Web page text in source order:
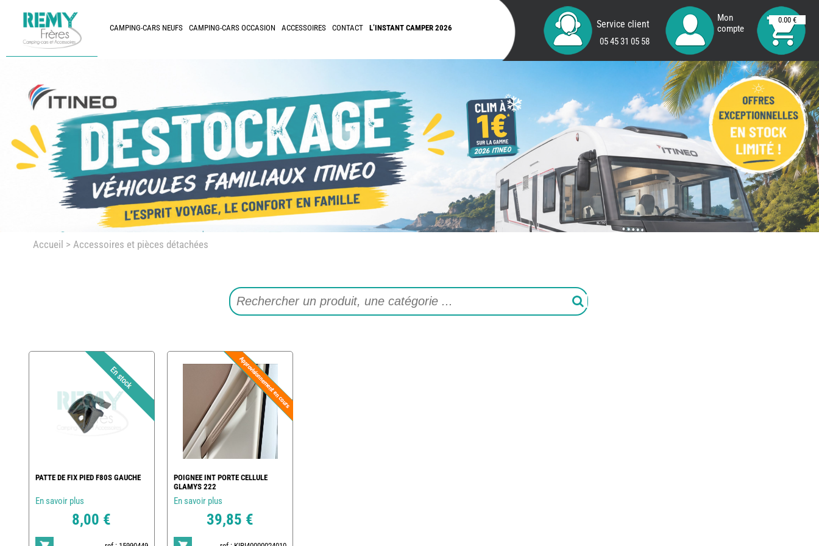
CAMPING-CARS NEUFS CAMPING-CARS OCCASION ACCESSOIRES CONTACT L’INSTANT CAMPER 2026 Service client
05 45 31 05 58
Mon
compte
0.00 €
Accueil > Accessoires et pièces détachées
PATTE DE FIX PIED F80S GAUCHE
En savoir plus
8,00 €
POIGNEE INT PORTE CELLULE
GLAMYS 222
En savoir plus
39,85 €